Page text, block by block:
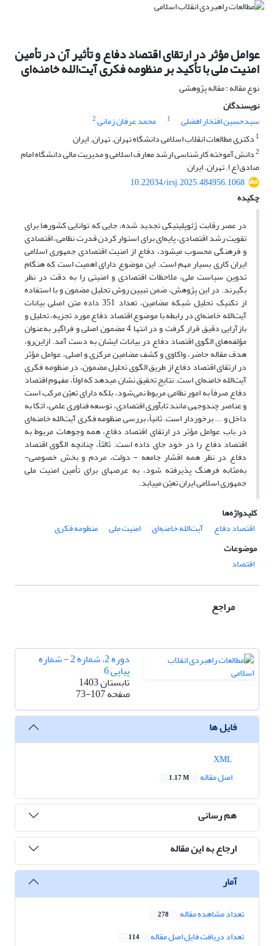
عوامل مؤثر در ارتقای اقتصاد دفاع و تأثیر آن در تأمین
امنیت ملی با تأکید بر منظومه فکری آیت‌الله خامنه‌ای
نوع مقاله : مقاله پژوهشی
نویسندگان
سیدحسین افتخار افضلی
1 محمد عرفان زمانی2
1 دکتری مطالعات انقلاب اسلامی دانشگاه تهران. تهران. ایران
2دانش آموخته کارشناسی ارشد معارف اسلامی و مدیریت مالی دانشگاه امام
صادق(ع). تهران. ایران
10.22034/irsj.2025.484956.1068
چکیده
در عصر رقابت ژئوپلیتیکیِ تجدید شده، جایی که توانایی کشورها برای
تقویت رشد اقتصادی، پایه‌ای برای استوار کردن قدرت نظامی، اقتصادی
و فرهنگی محسوب می­شود، دفاع از امنیت اقتصادی جمهوری اسلامی
ایران کاری بسیار مهم است. این موضوع دارای اهمیت است که هنگام
تدوین سیاست ملی، ملاحظات اقتصادی و امنیتی را به دقت در نظر
بگیرند. در این پژوهش، ضمن تبیین روش تحلیل مضمون و با استفاده
از تکنیک تحلیل شبکه مضامین، تعداد 351 داده‌ متن اصلی بیانات
آیت‌الله خامنه‌ای در رابطه با موضوع اقتصاد دفاع مورد تجزیه، تحلیل و
بازآرایی دقیق قرار گرفت و در انتها 4 مضمون اصلی و فراگیر به‌عنوان
مؤلفه‌های الگوی اقتصاد دفاع در بیانات ایشان به دست آمد. ازاین‌رو،
هدف مقاله حاضر، واکاوی و کشف مضامین مرکزی و اصلی، عوامل مؤثر
در ارتقای اقتصاد دفاع از طریق الگوی تحلیل مضمون، در منظومه فکری
آیت‌الله خامنه‌ای است. نتایج تحقیق نشان می­دهد که اولاً، مفهوم اقتصاد
دفاع صرفاً به امور نظامی مربوط نمی‌شود، بلکه دارای تعیّن مرکب است
و عناصر چندوجهی مانند تاب­آوری اقتصادی، توسعه فناوری علمی، اتکا به
داخل و ... برخوردار است. ثانیاً، بررسی منظومه فکری آیت‌الله خامنه‌ای
در باب عوامل مؤثر در ارتقای اقتصاد دفاع، همه وجوهات مربوط به
اقتصاد دفاع را در خود جای داده است. ثالثاً، چنانچه الگوی اقتصاد
دفاع در نظر همه اقشار جامعه - دولت، مردم و بخش خصوصی-
به‌مثابه فرهنگ پذیرفته شود، به عرصه­­ای برای تأمین امنیت ملی
جمهوری اسلامی ایران تعیّن می­یابد.
کلیدواژه‌ها
اقتصاد دفاع
آیت‌الله خامنه‌ای امنیت ملی
منظومه فکری
موضوعات
اقتصاد
مراجع
دوره 2، شماره 2 - شماره
پیاپی 6
تابستان 1403
صفحه73-107
فایل ها
اصل مقاله
1.17 M
هم رسانی
ارجاع به این مقاله
آمار
تعداد مشاهده مقاله 278
تعداد دریافت فایل اصل مقاله 114